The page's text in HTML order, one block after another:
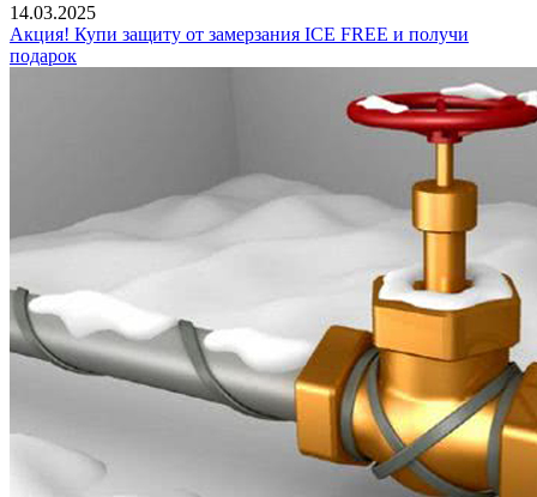
14.03.2025
Акция! Купи защиту от замерзания ICE FREE и получи
подарок